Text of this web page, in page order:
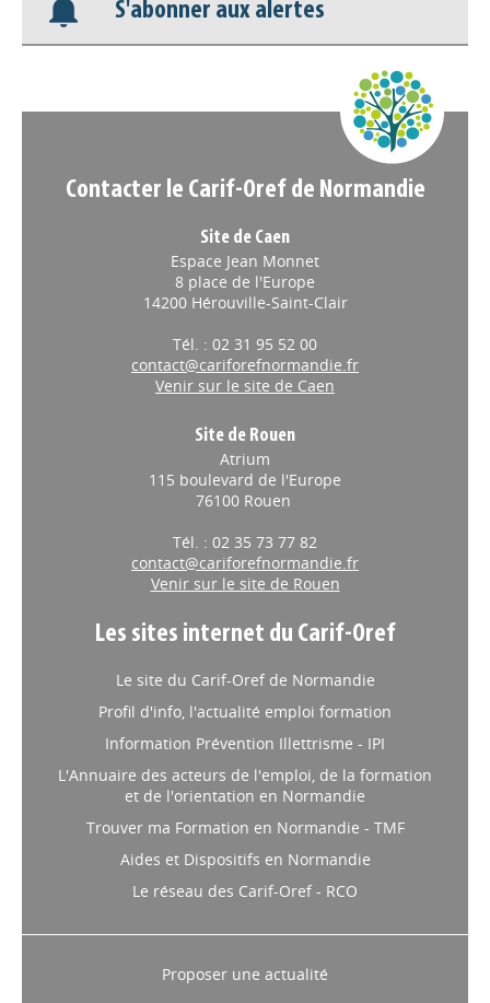
Nos veilles Scoop.it
S'abonner aux alertes
Contacter le Carif-Oref de Normandie
Site de Caen
Espace Jean Monnet
8 place de l'Europe
14200 Hérouville-Saint-Clair
Tél. : 02 31 95 52 00
contact@cariforefnormandie.fr
Venir sur le site de Caen
Site de Rouen
Atrium
115 boulevard de l'Europe
76100 Rouen
Tél. : 02 35 73 77 82
contact@cariforefnormandie.fr
Venir sur le site de Rouen
Les sites internet du Carif-Oref
Le site du Carif-Oref de Normandie
Profil d'info, l'actualité emploi formation
Information Prévention Illettrisme - IPI
L'Annuaire des acteurs de l'emploi, de la formation
et de l'orientation en Normandie
Trouver ma Formation en Normandie - TMF
Aides et Dispositifs en Normandie
Le réseau des Carif-Oref - RCO
Proposer une actualité